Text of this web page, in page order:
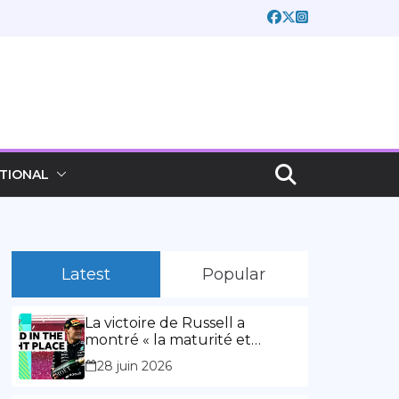
Latest Popular
La victoire de Russell a
montré « la maturité et
l’expérience » Vidéo,
00:02:03La victoire de Russell
28 juin 2026